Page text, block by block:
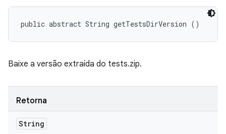
public abstract String getTestsDirVersion ()
Baixe a versão extraída do tests.zip.
Retorna
String